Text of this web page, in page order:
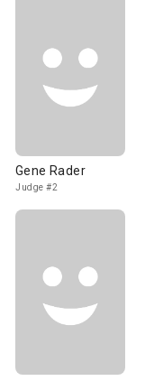
Gene Rader
Judge #2